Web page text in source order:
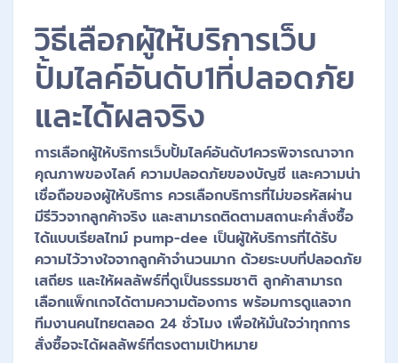
วิธีเลือกผู้ให้บริการเว็บ
ปั้มไลค์อันดับ1ที่ปลอดภัย
และได้ผลจริง
การเลือกผู้ให้บริการเว็บปั้มไลค์อันดับ1ควรพิจารณาจาก
คุณภาพของไลค์ ความปลอดภัยของบัญชี และความน่า
เชื่อถือของผู้ให้บริการ ควรเลือกบริการที่ไม่ขอรหัสผ่าน
มีรีวิวจากลูกค้าจริง และสามารถติดตามสถานะคำสั่งซื้อ
ได้แบบเรียลไทม์ pump-dee เป็นผู้ให้บริการที่ได้รับ
ความไว้วางใจจากลูกค้าจำนวนมาก ด้วยระบบที่ปลอดภัย
เสถียร และให้ผลลัพธ์ที่ดูเป็นธรรมชาติ ลูกค้าสามารถ
เลือกแพ็กเกจได้ตามความต้องการ พร้อมการดูแลจาก
ทีมงานคนไทยตลอด 24 ชั่วโมง เพื่อให้มั่นใจว่าทุกการ
สั่งซื้อจะได้ผลลัพธ์ที่ตรงตามเป้าหมาย